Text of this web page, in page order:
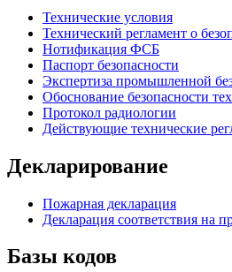
Технические условия
Технический регламент о
Нотификация ФСБ
Паспорт безопасности
Экспертиза промышленной
Обоснование безопасности
Протокол радиологии
Действующие технические
Декларирование
Пожарная декларация
Декларация соответствия на
Базы кодов